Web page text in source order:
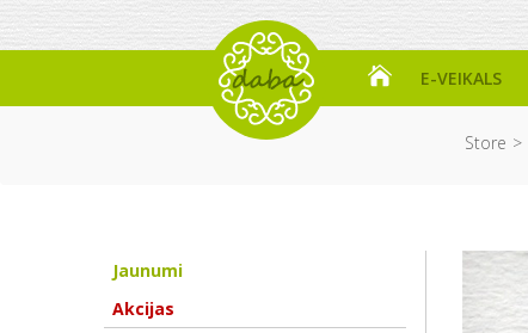
E-VEIKALS
Store
Jaunumi
Akcijas